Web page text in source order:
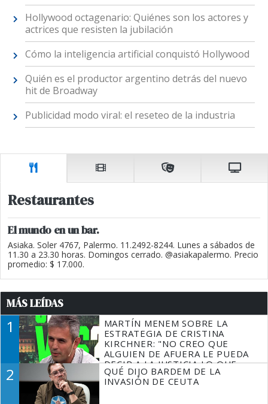
Hollywood octagenario: Quiénes son los actores y
actrices que resisten la jubilación
Cómo la inteligencia artificial conquistó Hollywood
Quién es el productor argentino detrás del nuevo
hit de Broadway
Publicidad modo viral: el reseteo de la industria
Restaurantes
El mundo en un bar.
Asiaka. Soler 4767, Palermo. 11.2492-8244. Lunes a sábados de
11.30 a 23.30 horas. Domingos cerrado. @asiakapalermo. Precio
promedio: $ 17.000.
MÁS LEÍDAS
1
MARTÍN MENEM SOBRE LA
ESTRATEGIA DE CRISTINA
KIRCHNER: "NO CREO QUE
ALGUIEN DE AFUERA LE PUEDA
DECIR A LA JUSTICIA LO QUE
TIENE QUE HACER"
2
QUÉ DIJO BARDEM DE LA
INVASIÓN DE CEUTA